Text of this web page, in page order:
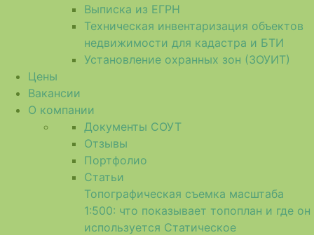
Выписка из ЕГРН
Техническая инвентаризация объектов
недвижимости для кадастра и БТИ
Установление охранных зон (ЗОУИТ)
Цены
Вакансии
О компании
Документы СОУТ
Отзывы
Портфолио
Статьи
Топографическая съемка масштаба
1:500: что показывает топоплан и где он
используется Статическое